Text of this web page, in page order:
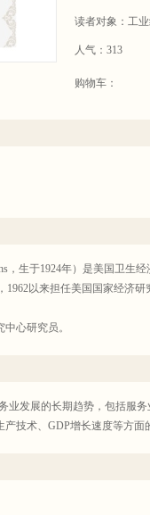
读者对象：工
人气：313
购物车：
，生于1924年）是美国卫生
1962以来担任美国国家经济
心研究员。
业发展的长期趋势，包括服
技术、GDP增长速度等方面